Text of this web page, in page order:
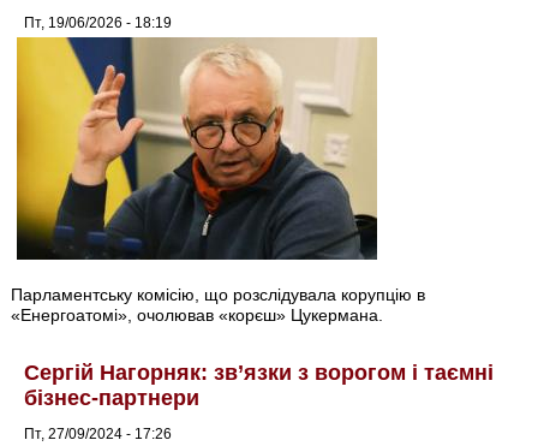
Пт, 19/06/2026 - 18:19
Парламентську комісію, що розслідувала корупцію в
«Енергоатомі», очолював «корєш» Цукермана.
Сергій Нагорняк: зв’язки з ворогом і таємні
бізнес-партнери
Пт, 27/09/2024 - 17:26